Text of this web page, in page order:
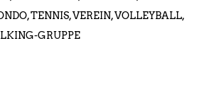
,TENNIS,VEREIN,VOLLEYBALL,
GRUPPE